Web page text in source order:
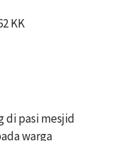
KK
di pasi mesjid
warga